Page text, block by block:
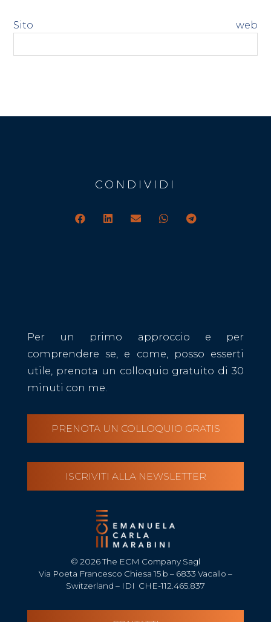
Sito web
CONDIVIDI
Per un primo approccio e per
comprendere se, e come, posso esserti
utile, prenota un colloquio gratuito di 30
minuti con me.
PRENOTA UN COLLOQUIO GRATIS
ISCRIVITI ALLA NEWSLETTER
© 2026 The ECM Company Sagl
Via Poeta Francesco Chiesa 15 b – 6833 Vacallo –
Switzerland – IDI CHE-112.465.837